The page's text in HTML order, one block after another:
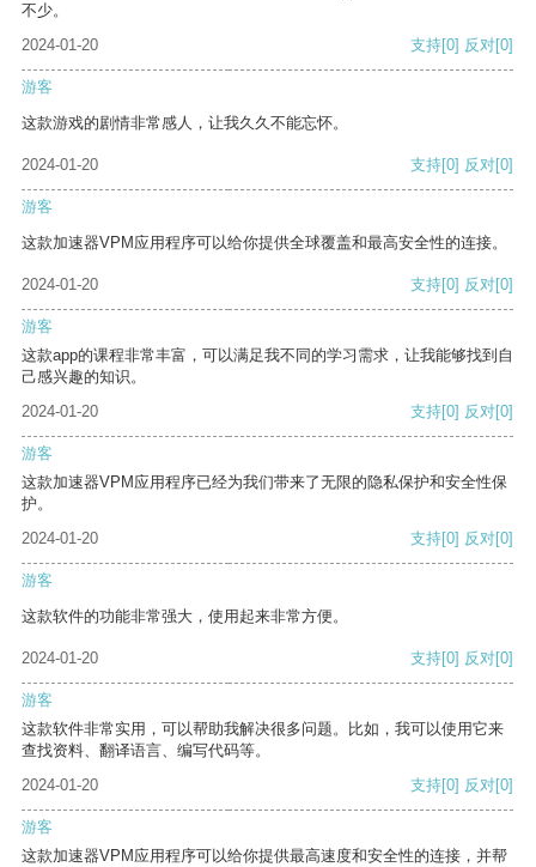
不少。
2024-01-20
支持[0] 反对[0]
游客
这款游戏的剧情非常感人，让我久久不能忘怀。
2024-01-20 支持[0] 反对[0]
游客
这款加速器VPM应用程序可以给你提供全球覆盖和最高安全性的连接。
2024-01-20 支持[0] 反对[0]
游客
这款app的课程非常丰富，可以满足我不同的学习需求，让我能够找到自
己感兴趣的知识。
2024-01-20
支持[0] 反对[0]
游客
这款加速器VPM应用程序已经为我们带来了无限的隐私保护和安全性保
护。
2024-01-20
支持[0] 反对[0]
游客
这款软件的功能非常强大，使用起来非常方便。
2024-01-20 支持[0] 反对[0]
游客
这款软件非常实用，可以帮助我解决很多问题。比如，我可以使用它来
查找资料、翻译语言、编写代码等。
2024-01-20
支持[0] 反对[0]
游客
这款加速器VPM应用程序可以给你提供最高速度和安全性的连接，并帮